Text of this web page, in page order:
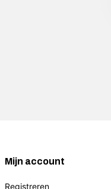
Mijn account
Registreren